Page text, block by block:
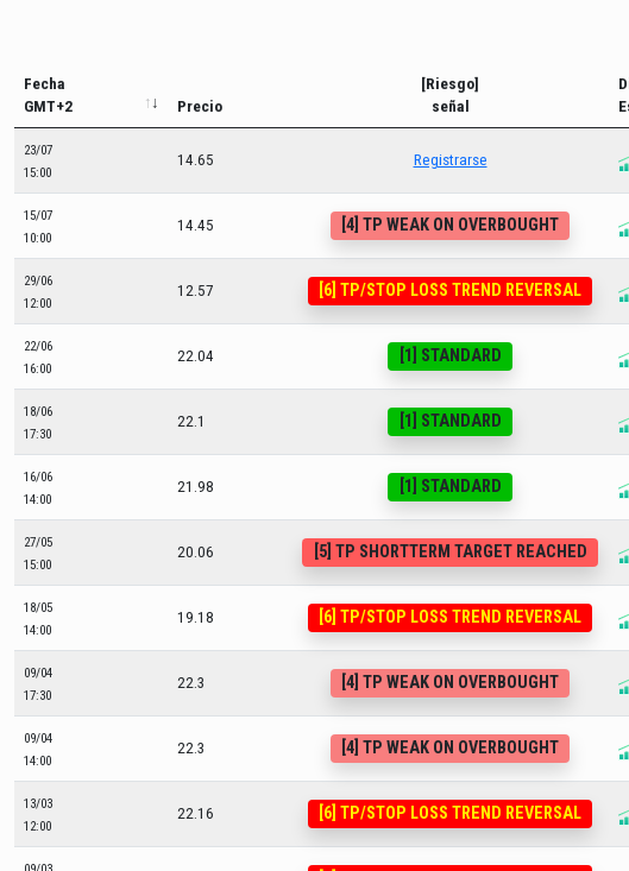
Fecha
GMT+2
Precio
[Riesgo]
señal
23/07
15:00
14.65 Registrarse
15/07
10:00
14.45 [4] TP WEAK ON OVERBOUGHT
29/06
12:00
12.57 [6] TP/STOP LOSS TREND REVERSAL
22/06
16:00
22.04 [1] STANDARD
18/06
17:30
22.1 [1] STANDARD
16/06
14:00
21.98 [1] STANDARD
27/05
15:00
20.06 [5] TP SHORTTERM TARGET REACHED
18/05
14:00
19.18 [6] TP/STOP LOSS TREND REVERSAL
09/04
17:30
22.3 [4] TP WEAK ON OVERBOUGHT
09/04
14:00
22.3 [4] TP WEAK ON OVERBOUGHT
13/03
12:00
22.16 [6] TP/STOP LOSS TREND REVERSAL